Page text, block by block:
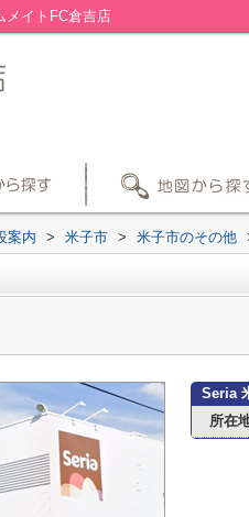
メイトFC倉吉店
案内 > 米子市 > 米子市のその他
Seria
所在